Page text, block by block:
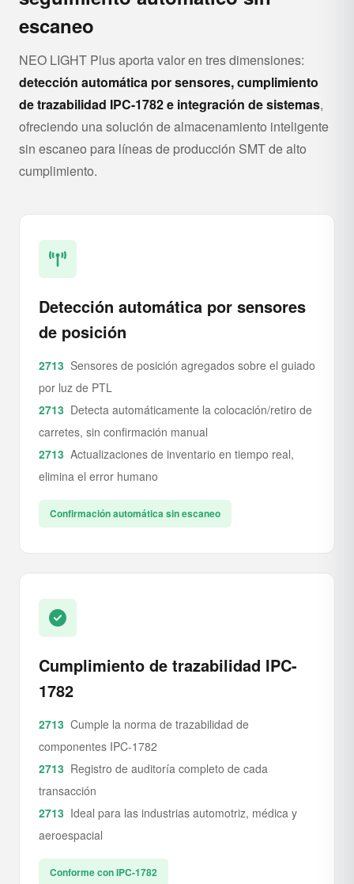
escaneo
NEO LIGHT Plus aporta valor en tres dimensiones:
detección automática por sensores, cumplimiento
de trazabilidad IPC-1782 e integración de sistemas,
ofreciendo una solución de almacenamiento inteligente
sin escaneo para líneas de producción SMT de alto
cumplimiento.
Detección automática por sensores
de posición
Sensores de posición agregados sobre el guiado
por luz de PTL
Detecta automáticamente la colocación/retiro de
carretes, sin confirmación manual
Actualizaciones de inventario en tiempo real,
elimina el error humano
Confirmación automática sin escaneo
Cumplimiento de trazabilidad IPC-
1782
Cumple la norma de trazabilidad de
componentes IPC-1782
Registro de auditoría completo de cada
transacción
Ideal para las industrias automotriz, médica y
aeroespacial
Conforme con IPC-1782